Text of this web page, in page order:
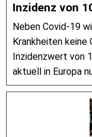
Inzidenz von
Neben Covid-19
Krankheiten keine
Inzidenzwert von
aktuell in Europa